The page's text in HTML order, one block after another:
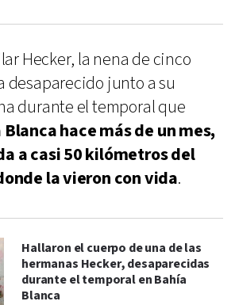
Hecker, la nena de cinco
desaparecido junto a su
durante el temporal que
hace más de un mes,
a casi 50 kilómetros del
la vieron con vida.
Hallaron el cuerpo de una de las
hermanas Hecker, desaparecidas
durante el temporal en Bahía
Blanca